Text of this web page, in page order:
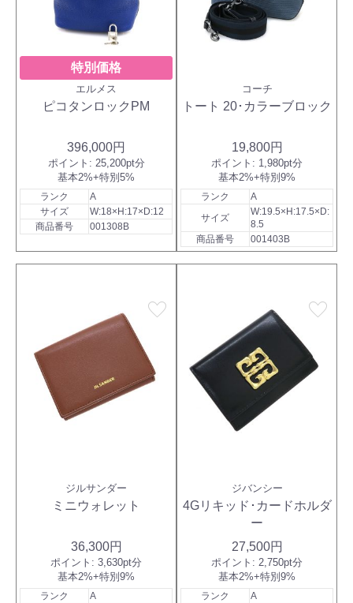
特別価格
エルメス
ピコタンロックPM
396,000円
ポイント: 25,200pt分
基本2%+特別5%
ランク
A
サイズ
W:18×H:17×D:12
商品番号
001308B
コーチ
トート 20･カラーブロック
19,800円
ポイント: 1,980pt分
基本2%+特別9%
ランク
A
サイズ
W:19.5×H:17.5×D:
8.5
商品番号
001403B
favorite
ジルサンダー
ミニウォレット
36,300円
ポイント: 3,630pt分
基本2%+特別9%
ランク
A
favorite
ジバンシー
4Gリキッド･カードホルダ
ー
27,500円
ポイント: 2,750pt分
基本2%+特別9%
ランク
A